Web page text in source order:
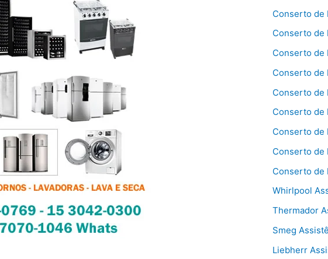
Conserto de
Conserto de
Conserto de
Conserto de
Conserto de
Conserto de
Conserto de
Conserto de
Conserto de
Whirlpool
Thermador
Smeg
Liebherr